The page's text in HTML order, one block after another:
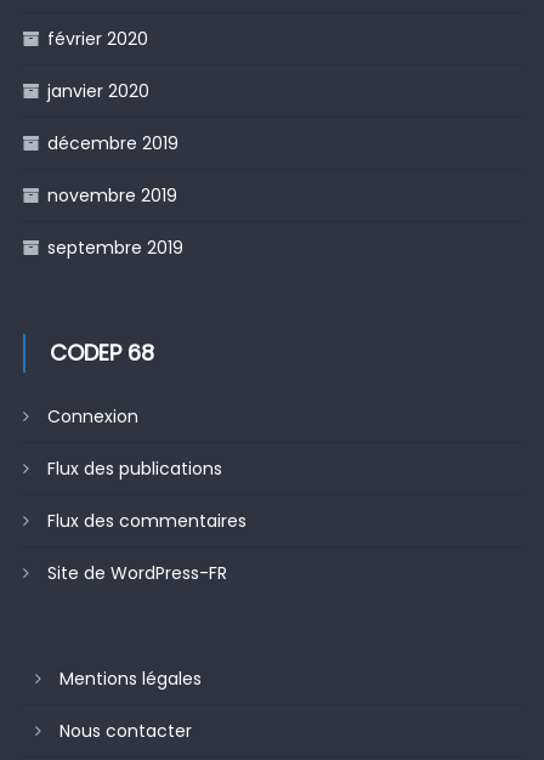
février 2020
janvier 2020
décembre 2019
novembre 2019
septembre 2019
CODEP 68
Connexion
Flux des publications
Flux des commentaires
Site de WordPress-FR
Mentions légales
Nous contacter